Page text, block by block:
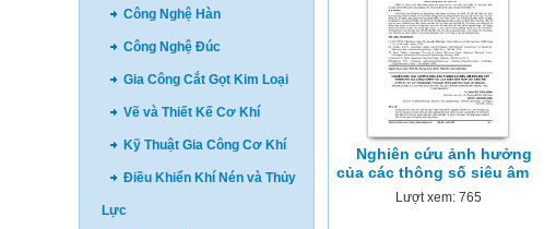
Công Nghệ Hàn
Công Nghệ Đúc
Gia Công Cắt Gọt Kim Loại
Vẽ và Thiết Kế Cơ Khí
Kỹ Thuật Gia Công Cơ Khí
Điều Khiển Khí Nén và Thủy
Lực
Nghiên cứu ảnh hưởng
của các thông số siêu âm
Lượt xem: 765